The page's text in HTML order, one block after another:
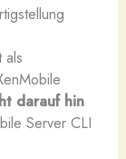
als
darauf hin
Server CLI